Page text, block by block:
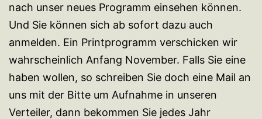
nach unser neues Programm einsehen können.
Und Sie können sich ab sofort dazu auch
anmelden. Ein Printprogramm verschicken wir
wahrscheinlich Anfang November. Falls Sie eine
haben wollen, so schreiben Sie doch eine Mail an
uns mit der Bitte um Aufnahme in unseren
Verteiler, dann bekommen Sie jedes Jahr